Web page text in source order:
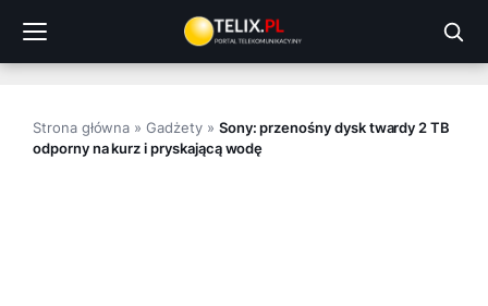
treści
Strona główna »Gadżety» Sony: przenośny dysk twardy 2 TB
odporny na kurz i pryskającą wodę